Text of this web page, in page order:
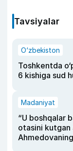
Tavsiyalar
O‘zbekiston
Toshkentda
6 kishiga sud
Madaniyat
“U boshqalar
otasini kutgan